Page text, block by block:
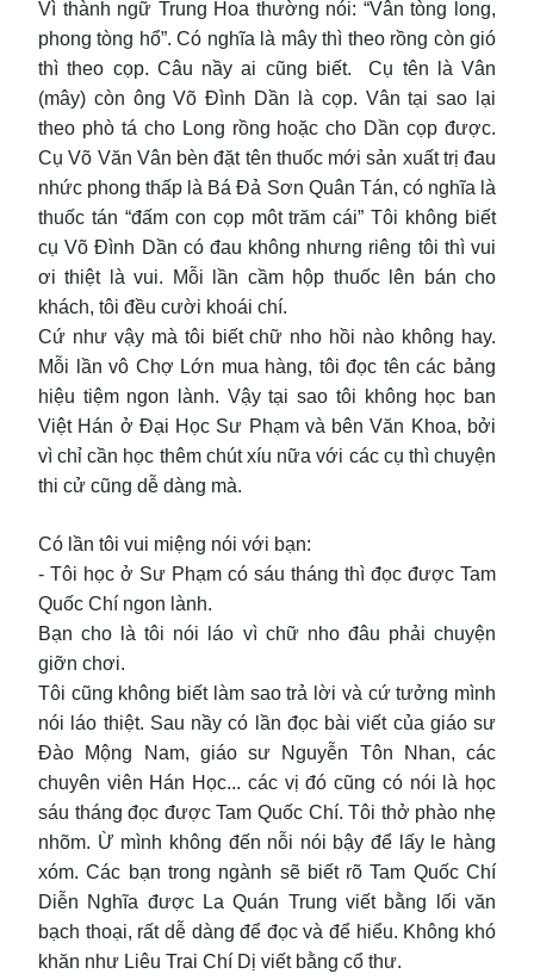
Vì thành ngữ Trung Hoa thường nói: “Vân tòng long,
phong tòng hổ”. Có nghĩa là mây thì theo rồng còn gió
thì theo cọp. Câu nầy ai cũng biết. Cụ tên là Vân
(mây) còn ông Võ Đình Dần là cọp. Vân tại sao lại
theo phò tá cho Long rồng hoặc cho Dần cọp được.
Cụ Võ Văn Vân bèn đặt tên thuốc mới sản xuất trị đau
nhức phong thấp là Bá Đả Sơn Quân Tán, có nghĩa là
thuốc tán “đấm con cọp môt trăm cái” Tôi không biết
cụ Võ Đình Dần có đau không nhưng riêng tôi thì vui
ơi thiệt là vui. Mỗi lần cầm hộp thuốc lên bán cho
khách, tôi đều cười khoái chí.
Cứ như vậy mà tôi biết chữ nho hồi nào không hay.
Mỗi lần vô Chợ Lớn mua hàng, tôi đọc tên các bảng
hiệu tiệm ngon lành. Vậy tại sao tôi không học ban
Việt Hán ở Đại Học Sư Phạm và bên Văn Khoa, bởi
vì chỉ cần học thêm chút xíu nữa với các cụ thì chuyện
thi cử cũng dễ dàng mà.
Có lần tôi vui miệng nói với bạn:
- Tôi học ở Sư Phạm có sáu tháng thì đọc được Tam
Quốc Chí ngon lành.
Bạn cho là tôi nói láo vì chữ nho đâu phải chuyện
giỡn chơi.
Tôi cũng không biết làm sao trả lời và cứ tưởng mình
nói láo thiệt. Sau nầy có lần đọc bài viết của giáo sư
Đào Mộng Nam, giáo sư Nguyễn Tôn Nhan, các
chuyên viên Hán Học... các vị đó cũng có nói là học
sáu tháng đọc được Tam Quốc Chí. Tôi thở phào nhẹ
nhõm. Ừ mình không đến nỗi nói bậy để lấy le hàng
xóm. Các bạn trong ngành sẽ biết rõ Tam Quốc Chí
Diễn Nghĩa được La Quán Trung viết bằng lối văn
bạch thoại, rất dễ dàng để đọc và để hiểu. Không khó
khăn như Liêu Trai Chí Dị viết bằng cổ thư.